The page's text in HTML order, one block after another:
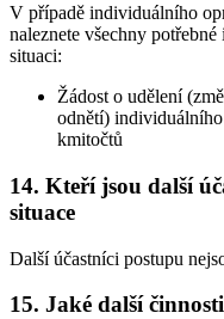
V případě individuálního
naleznete všechny
situaci:
Žádost o udělení
odnětí)
kmitočtů
14. Kteří jsou další
situace
Další účastníci postupu
15. Jaké další